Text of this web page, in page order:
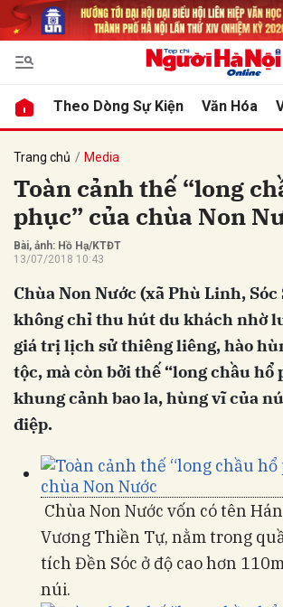
Theo Dòng Sự Kiện Văn Hóa
Trang chủ Media
Toàn cảnh thế “long
phục” của chùa Non
Bài, ảnh: Hồ Hạ/KTĐT
13/07/2018 10:43
Chùa Non Nước (xã Phù Linh, Sóc
không chỉ thu hút du khách nhờ
giá trị lịch sử thiêng liêng, hào
tộc, mà còn bởi thế “long chầu hổ
khung cảnh bao la, hùng vĩ của
điệp.
Chùa Non Nước vốn có tên
Vương Thiền Tự, nằm trong
tích Đền Sóc ở độ cao hơn
núi.
luận